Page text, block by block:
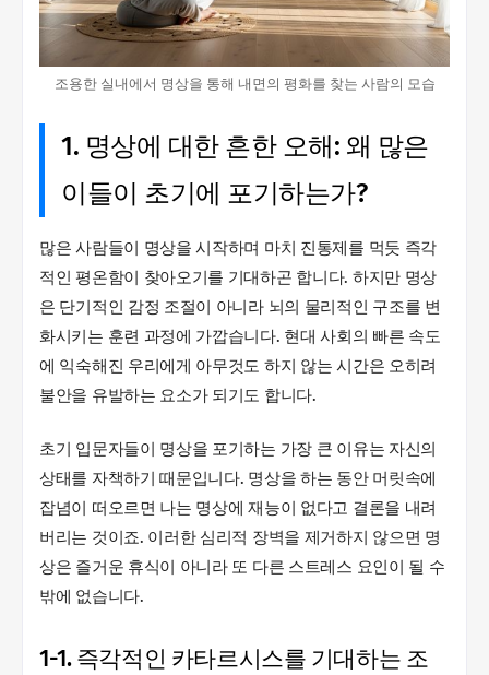
조용한 실내에서 명상을 통해 내면의 평화를 찾는 사람의 모습
1. 명상에 대한 흔한 오해: 왜 많은
이들이 초기에 포기하는가?
많은 사람들이 명상을 시작하며 마치 진통제를 먹듯 즉각
적인 평온함이 찾아오기를 기대하곤 합니다. 하지만 명상
은 단기적인 감정 조절이 아니라 뇌의 물리적인 구조를 변
화시키는 훈련 과정에 가깝습니다. 현대 사회의 빠른 속도
에 익숙해진 우리에게 아무것도 하지 않는 시간은 오히려
불안을 유발하는 요소가 되기도 합니다.
초기 입문자들이 명상을 포기하는 가장 큰 이유는 자신의
상태를 자책하기 때문입니다. 명상을 하는 동안 머릿속에
잡념이 떠오르면 나는 명상에 재능이 없다고 결론을 내려
버리는 것이죠. 이러한 심리적 장벽을 제거하지 않으면 명
상은 즐거운 휴식이 아니라 또 다른 스트레스 요인이 될 수
밖에 없습니다.
1-1. 즉각적인 카타르시스를 기대하는 조